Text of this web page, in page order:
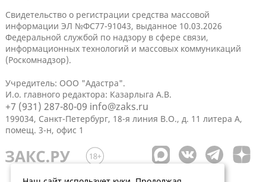
Свидетельство о регистрации средства массовой
информации ЭЛ №ФС77-91043, выданное 10.03.2026
Федеральной службой по надзору в сфере связи,
информационных технологий и массовых коммуникаций
(Роскомнадзор).
Учредитель: ООО "Адастра".
И.о. главного редактора: Казарлыга А.В.
+7 (931) 287-80-09 info@zaks.ru
199034, Санкт-Петербург, 18-я линия В.О., д. 11 литера А,
помещ. 3-н, офис 1